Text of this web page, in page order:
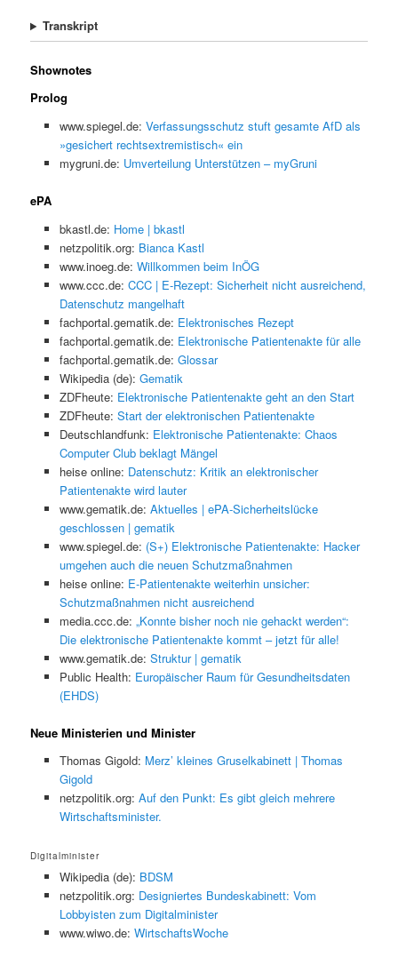
Transkript
Shownotes
Prolog
www.spiegel.de: Verfassungsschutz stuft gesamte AfD als
»gesichert rechtsextremistisch« ein
mygruni.de: Umverteilung Unterstützen – myGruni
ePA
bkastl.de: Home | bkastl
netzpolitik.org: Bianca Kastl
www.inoeg.de: Willkommen beim InÖG
www.ccc.de: CCC | E-Rezept: Sicherheit nicht ausreichend,
Datenschutz mangelhaft
fachportal.gematik.de: Elektronisches Rezept
fachportal.gematik.de: Elektronische Patientenakte für alle
fachportal.gematik.de: Glossar
Wikipedia (de): Gematik
ZDFheute: Elektronische Patientenakte geht an den Start
ZDFheute: Start der elektronischen Patientenakte
Deutschlandfunk: Elektronische Patientenakte: Chaos
Computer Club beklagt Mängel
heise online: Datenschutz: Kritik an elektronischer
Patientenakte wird lauter
www.gematik.de: Aktuelles | ePA-Sicherheitslücke
geschlossen | gematik
www.spiegel.de: (S+) Elektronische Patientenakte: Hacker
umgehen auch die neuen Schutzmaßnahmen
heise online: E-Patientenakte weiterhin unsicher:
Schutzmaßnahmen nicht ausreichend
media.ccc.de: „Konnte bisher noch nie gehackt werden“:
Die elektronische Patientenakte kommt – jetzt für alle!
www.gematik.de: Struktur | gematik
Public Health: Europäischer Raum für Gesundheitsdaten
(EHDS)
Neue Ministerien und Minister
Thomas Gigold: Merz’ kleines Gruselkabinett | Thomas
Gigold
netzpolitik.org: Auf den Punkt: Es gibt gleich mehrere
Wirtschaftsminister.
Digitalminister
Wikipedia (de): BDSM
netzpolitik.org: Designiertes Bundeskabinett: Vom
Lobbyisten zum Digitalminister
www.wiwo.de: WirtschaftsWoche